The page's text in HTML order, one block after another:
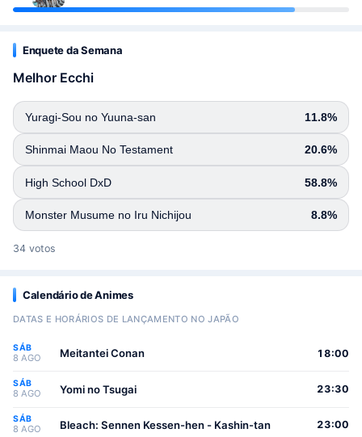
Enquete da Semana
Melhor Ecchi
Yuragi-Sou no Yuuna-san 11.8%
Shinmai Maou No Testament 20.6%
High School DxD 58.8%
Monster Musume no Iru Nichijou 8.8%
34 votos
Calendário de Animes
DATAS E HORÁRIOS DE LANÇAMENTO NO JAPÃO
SÁB
8 AGO Meitantei Conan 18:00
SÁB
8 AGO Yomi no Tsugai 23:30
SÁB
8 AGO Bleach: Sennen Kessen-hen - Kashin-tan 23:00